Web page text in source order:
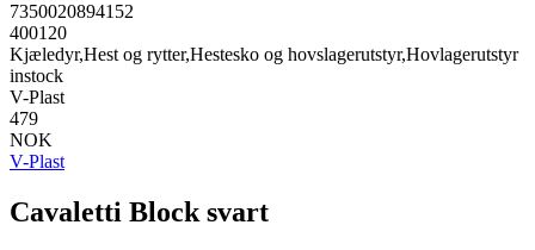
7350020894152
400120
Kjæledyr,Hest og rytter,Hestesko og hovslagerutstyr,Hovlagerutstyr
instock
V-Plast
479
NOK
V-Plast
Cavaletti Block svart